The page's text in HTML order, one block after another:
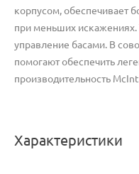
корпусом, обеспечивает
при меньших
управление басами. В
помогают обеспечить
производительность
Характеристики